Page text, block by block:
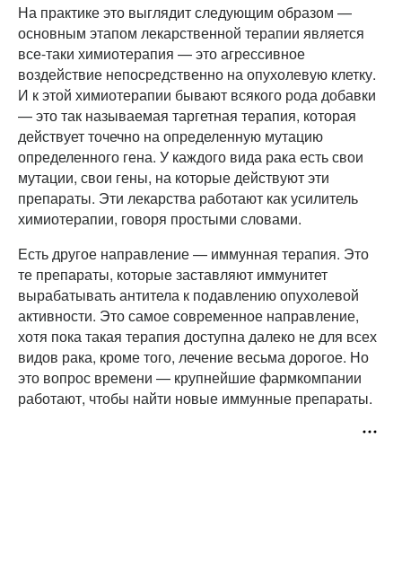
На практике это выглядит следующим образом —
основным этапом лекарственной терапии является
все-таки химиотерапия — это агрессивное
воздействие непосредственно на опухолевую клетку.
И к этой химиотерапии бывают всякого рода добавки
— это так называемая таргетная терапия, которая
действует точечно на определенную мутацию
определенного гена. У каждого вида рака есть свои
мутации, свои гены, на которые действуют эти
препараты. Эти лекарства работают как усилитель
химиотерапии, говоря простыми словами.
Есть другое направление — иммунная терапия. Это
те препараты, которые заставляют иммунитет
вырабатывать антитела к подавлению опухолевой
активности. Это самое современное направление,
хотя пока такая терапия доступна далеко не для всех
видов рака, кроме того, лечение весьма дорогое. Но
это вопрос времени — крупнейшие фармкомпании
работают, чтобы найти новые иммунные препараты.